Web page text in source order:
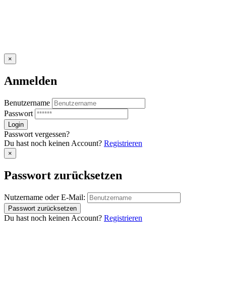
×
Anmelden
Benutzername
Passwort
Passwort vergessen?
Du hast noch keinen Account? Registrieren
×
Passwort zurücksetzen
Nutzername oder E-Mail:
Du hast noch keinen Account? Registrieren